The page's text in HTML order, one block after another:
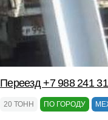
Переезд +7 988 241
20 ТОНН ПО ГОРОДУ